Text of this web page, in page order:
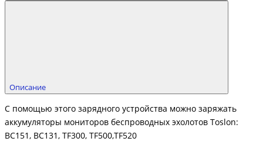
Описание
С помощью этого зарядного устройства можно заряжать
аккумуляторы мониторов беспроводных эхолотов Toslon:
BC151, BC131, TF300, TF500,TF520